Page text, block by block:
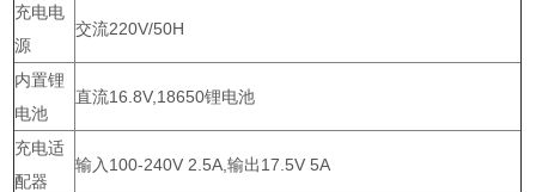
充电电
源
交流220V/50H
内置锂
电池
直流16.8V,18650锂电池
充电适
配器
输入100-240V 2.5A,输出17.5V 5A